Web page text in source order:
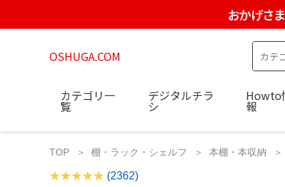
おかげさ
OSHUGA.COM
カテゴリ一
覧
デジタルチラ
シ
Howto
報
TOP 棚・ラック・シェルフ 本棚・本収納
(2362)